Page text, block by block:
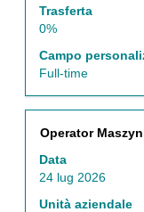
Trasferta
0%
Campo
Full-time
lavoro.
Titolo
Operator
Data
24 lug 2026
Unità aziendale
Effettuare
selezione
con
la